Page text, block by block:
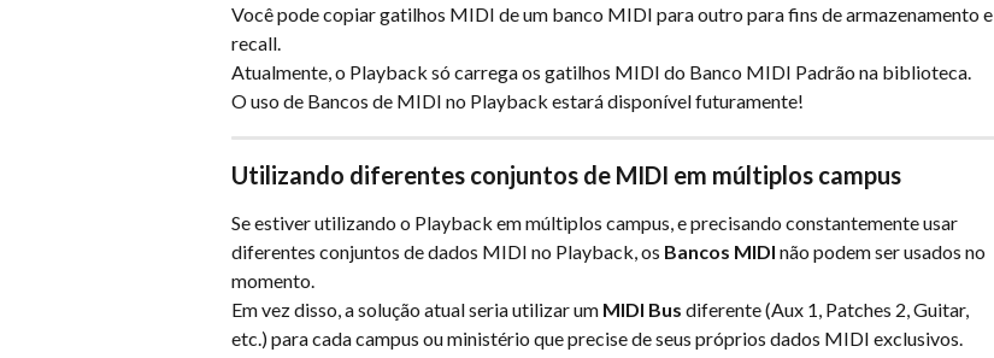
Você pode copiar gatilhos MIDI de um banco MIDI para outro para fins de armazenamento e
recall.
Atualmente, o Playback só carrega os gatilhos MIDI do Banco MIDI Padrão na biblioteca.
O uso de Bancos de MIDI no Playback estará disponível futuramente!
Utilizando diferentes conjuntos de MIDI em múltiplos campus
Se estiver utilizando o Playback em múltiplos campus, e precisando constantemente usar
diferentes conjuntos de dados MIDI no Playback, os Bancos MIDI não podem ser usados no
momento.
Em vez disso, a solução atual seria utilizar um MIDI Bus diferente (Aux 1, Patches 2, Guitar,
etc.) para cada campus ou ministério que precise de seus próprios dados MIDI exclusivos.